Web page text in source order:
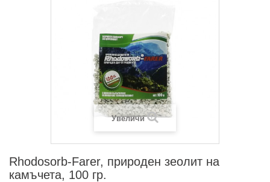
Увеличи
Rhodosorb-Farer, природен зеолит на
камъчета, 100 гр.